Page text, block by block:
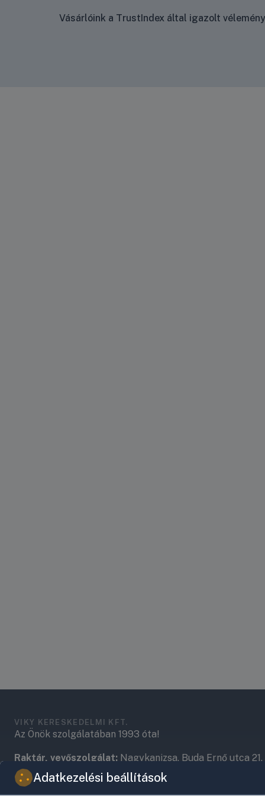
Vásárlóink a TrustIndex által igazolt
VIKY KERESKEDELMI KFT.
Az Önök szolgálatában 1993 óta!
Raktár, vevőszolgálat: Nagykanizsa, Buda Ernő utca 21.
Központ (nem vevőszolgálat): Nagykanizsa, Récsei út 3.
Adatkezelési beállítások